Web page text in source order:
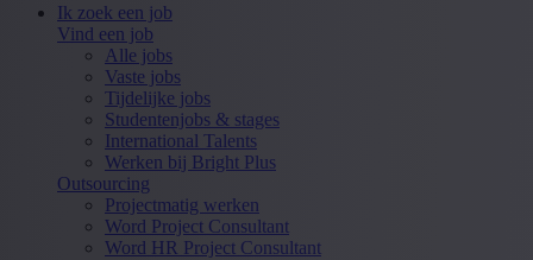
Ik zoek een job
Vind een job
Alle jobs
Vaste jobs
Tijdelijke jobs
Studentenjobs & stages
International Talents
Werken bij Bright Plus
Outsourcing
Projectmatig werken
Word Project Consultant
Word HR Project Consultant